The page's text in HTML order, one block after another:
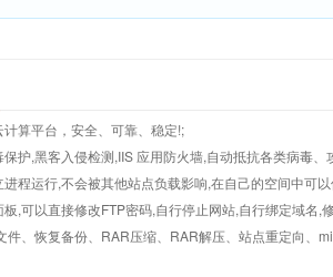
算平台，安全、可靠、稳定!;
护,黑客入侵检测,IIS 应用防火墙,自动抵抗各类病毒、
程运行,不会被其他站点负载影响,在自己的空间中可
,可以直接修改FTP密码,自行停止网站,自行绑定域名,
件、恢复备份、RAR压缩、RAR解压、站点重定向、